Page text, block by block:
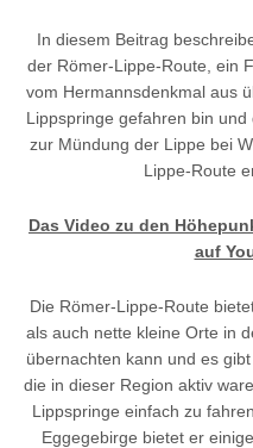
In diesem Beitrag
der Römer-Lippe-Route , ein
vom Hermannsdenkmal aus
Lippspringe gefahren bin
zur Mündung der Lippe bei
Lippe-Route
Das Video zu den
auf
Die Römer-Lippe-Route
als auch nette kleine Orte in
übernachten kann und es
die in dieser Region aktiv
Lippspringe einfach zu
Eggegebirge bietet er